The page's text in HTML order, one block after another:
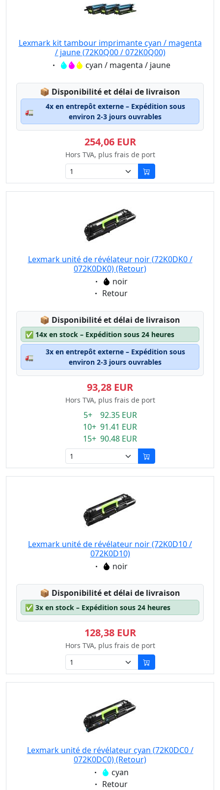
Lexmark kit tambour imprimante cyan / magenta
/ jaune (72K0Q00 / 072K0Q00)
Eigenschaft:cyan / magenta / jaune
📦 Lagerstatus:
Disponibilité et délai de livraison
🚛
4x en entrepôt externe – Expédition sous
environ 2-3 jours ouvrables
254,06 EUR
Hors TVA, plus frais de port
Lexmark unité de révélateur noir (72K0DK0 /
072K0DK0) (Retour)
Eigenschaft:
noir
Eigenschaft:
Retour
📦 Lagerstatus:
Disponibilité et délai de livraison
✅ 14x en stock – Expédition sous 24 heures
🚛
3x en entrepôt externe – Expédition sous
environ 2-3 jours ouvrables
93,28 EUR
Hors TVA, plus frais de port
5+ 92.35 EUR
10+ 91.41 EUR
15+ 90.48 EUR
Lexmark unité de révélateur noir (72K0D10 /
072K0D10)
Eigenschaft:
noir
📦 Lagerstatus:
Disponibilité et délai de livraison
✅ 3x en stock – Expédition sous 24 heures
128,38 EUR
Hors TVA, plus frais de port
Lexmark unité de révélateur cyan (72K0DC0 /
072K0DC0) (Retour)
Eigenschaft:
cyan
Eigenschaft:
Retour